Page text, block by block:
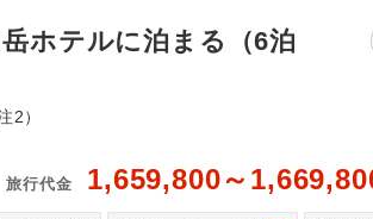
ホテルに泊まる（6泊
2）
旅行代金 1,659,800～